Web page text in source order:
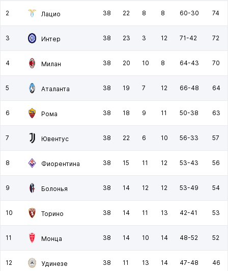
2 Лацио 38 22 8 8 60-30 74
3 Интер 38 23 3 12 71-42 72
4 Милан 38 20 10 8 64-43 70
5 Аталанта 38 19 7 12 66-48 64
6 Рома 38 18 9 11 50-38 63
7 Ювентус 38 22 6 10 56-33 57
8 Фиорентина 38 15 11 12 53-43 56
9 Болонья 38 14 12 12 53-49 54
10 Торино 38 14 11 13 42-41 53
11 Монца 38 14 10 14 48-52 52
12 Удинезе 38 11 13 14 47-48 46